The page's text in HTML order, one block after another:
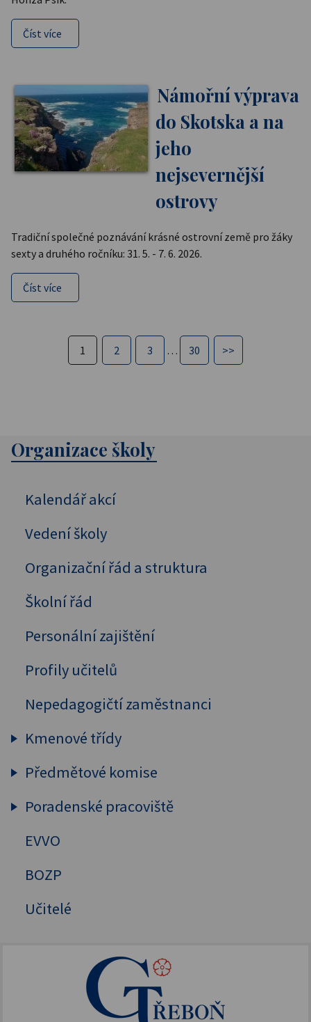
Číst více
Námořní výprava
do Skotska a na
jeho
nejsevernější
ostrovy
Tradiční společné poznávání krásné ostrovní země pro žáky
sexty a druhého ročníku: 31. 5. - 7. 6. 2026.
Číst více
1 2 3 … 30 >>
Organizace školy
Kalendář akcí
Vedení školy
Organizační řád a struktura
Školní řád
Personální zajištění
Profily učitelů
Nepedagogičtí zaměstnanci
Kmenové třídy
Prima
Sekunda
Sexta
Oktáva
1. ročník
Předmětové komise
Humanitní předměty
Tělesná výchova
Poradenské pracoviště
EVVO
BOZP
Učitelé